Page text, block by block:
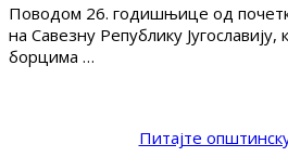
Поводом 26. годишњице од
на Савезну Републику
борцима …
Питајте